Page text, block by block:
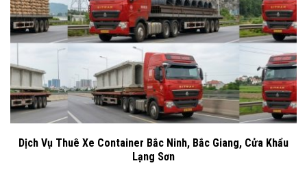
Dịch Vụ Thuê Xe Container Bắc Ninh, Bắc Giang, Cửa Khẩu
Lạng Sơn